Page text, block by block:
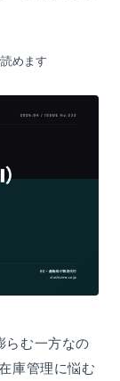
めます
らむ一方なの
庫管理に悩む